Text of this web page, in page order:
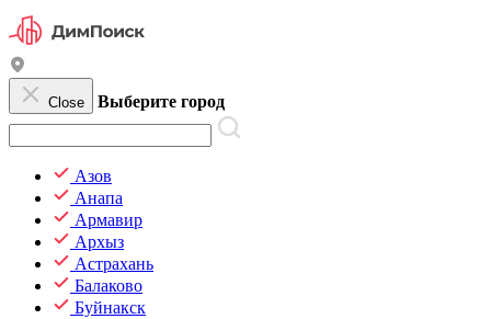
Close Выберите город
Азов
Анапа
Армавир
Архыз
Астрахань
Балаково
Буйнакск